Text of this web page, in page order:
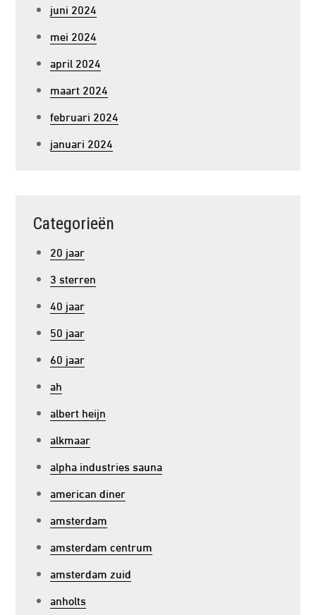
juni 2024
mei 2024
april 2024
maart 2024
februari 2024
januari 2024
Categorieën
20 jaar
3 sterren
40 jaar
50 jaar
60 jaar
ah
albert heijn
alkmaar
alpha industries sauna
american diner
amsterdam
amsterdam centrum
amsterdam zuid
anholts